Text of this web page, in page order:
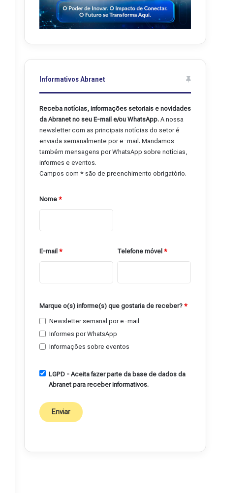
Informativos Abranet
Receba notícias, informações setoriais e novidades
da Abranet no seu E-mail e/ou WhatsApp.A nossa
newsletter com as principais notícias do setor é
enviada semanalmente por e-mail. Mandamos
também mensagens por WhatsApp sobre notícias,
informes e eventos.
Campos com * são de preenchimento obrigatório.
Nome*
E-mail* Telefone móvel *
Marque o(s) informe(s) que gostaria de receber?*
Newsletter semanal por e-mail
Informes por WhatsApp
Informações sobre eventos
LGPD - Aceita fazer parte da base de dados da
Abranet para receber informativos.